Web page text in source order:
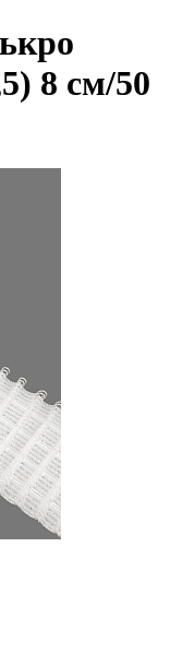
8 см/50